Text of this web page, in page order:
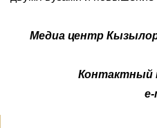
Медиа центр
Контактный
e-